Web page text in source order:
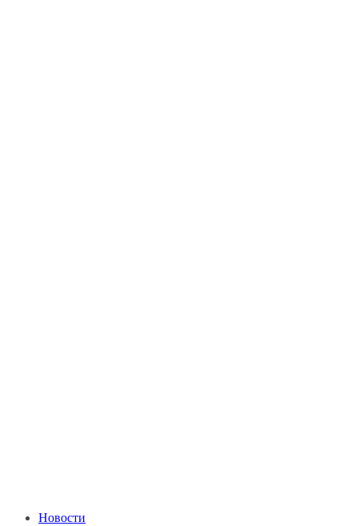
Новости